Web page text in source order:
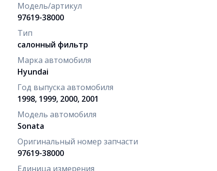
Модель/артикул
97619-38000
Тип
салонный фильтр
Марка автомобиля
Hyundai
Год выпуска автомобиля
1998, 1999, 2000, 2001
Модель автомобиля
Sonata
Оригинальный номер запчасти
97619-38000
Единица измерения